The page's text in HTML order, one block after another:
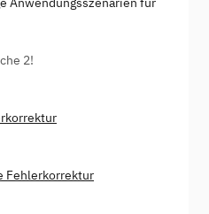
2!
Fehlerkorrektur